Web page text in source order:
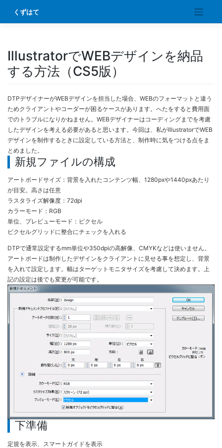
content
くずはて
IllustratorでWEBデザインを納品
する方法（CS5版）
DTPデザイナーがWEBデザインを担当した場合、WEBのフォーマットと違う
ためクライアントやコーダーが困るケースがあります。へたをすると費用面
でのトラブルになりかねません。WEBデザイナーはコーディングまでを考慮
したデザインを考える必要があると思います。今回は、私がIllustratorでWEB
デザインを制作するときに設定している方法と、制作時に気をつける点をま
とめました。
新規ファイルの構成
アートボードサイズ：背景を入れたコンテンツ幅、1280pxや1440pxあたり
が目安。高さは任意
ラスタライズ解像度：72dpi
カラーモード：RGB
単位、プレビューモード：ピクセル
ピクセルグリッドに整合にチェックを入れる
DTPで通常設定するmm単位や350dpiの高解像、CMYKなどは使いません。
アートボードは制作したデザインをクライアントに見せる事を想定し、背景
を入れて設定します。幅はターゲットモニタサイズを考慮して決めます。上
記の設定は後でも変更が可能です。
下準備
定規を表示、スマートガイドを表示